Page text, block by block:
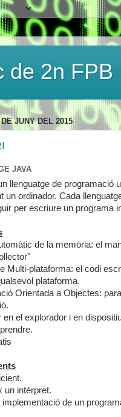
de 2n
JUNY DEL 2015
JAVA
llenguatge de programació
un ordinador. Cada
per escriure un programa
de la memòria: el
Multi-plataforma: el codi
plataforma.
Orientada a Objectes:
en el explorador i en
un intèrpret.
implementació de un